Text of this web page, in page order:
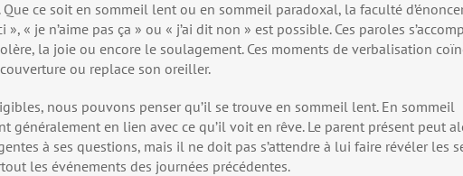
ce soit en sommeil lent ou en sommeil paradoxal, la faculté
« je n’aime pas ça » ou « j’ai dit non » est possible. Ces paroles
la joie ou encore le soulagement. Ces moments de verbalisation
ou replace son oreiller.
nous pouvons penser qu’il se trouve en sommeil lent. En sommeil
généralement en lien avec ce qu’il voit en rêve. Le parent présent peut
à ses questions, mais il ne doit pas s’attendre à lui faire révéler les
les événements des journées précédentes.